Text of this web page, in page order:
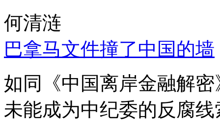
何清涟
巴拿马文件撞了中国的墙
如同《中国离岸金融解
未能成为中纪委的反腐